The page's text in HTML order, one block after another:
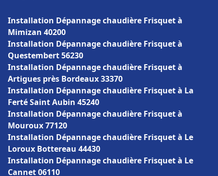
Installation Dépannage chaudière Frisquet à
Mimizan 40200
Installation Dépannage chaudière Frisquet à
Questembert 56230
Installation Dépannage chaudière Frisquet à
Artigues près Bordeaux 33370
Installation Dépannage chaudière Frisquet à La
Ferté Saint Aubin 45240
Installation Dépannage chaudière Frisquet à
Mouroux 77120
Installation Dépannage chaudière Frisquet à Le
Loroux Bottereau 44430
Installation Dépannage chaudière Frisquet à Le
Cannet 06110